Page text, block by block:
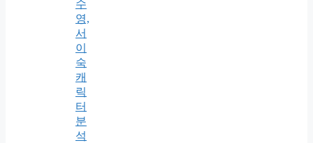
수
영,
서
이
숙
캐
릭
터
분
석